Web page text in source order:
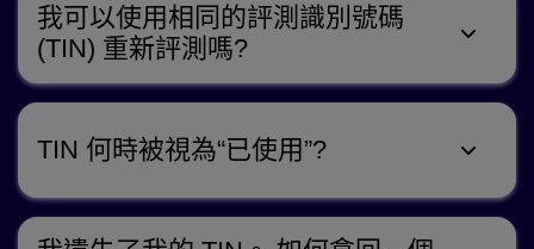
我可以使用相同的評測識別號碼
(TIN) 重新評測嗎?
TIN 何時被視為“已使用”?